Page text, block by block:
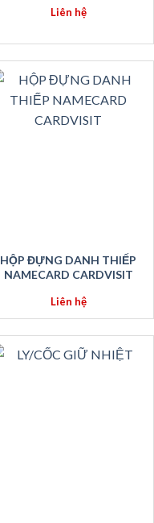
Liên hệ
HỘP ĐỰNG DANH THIẾP
NAMECARD CARDVISIT
Liên hệ